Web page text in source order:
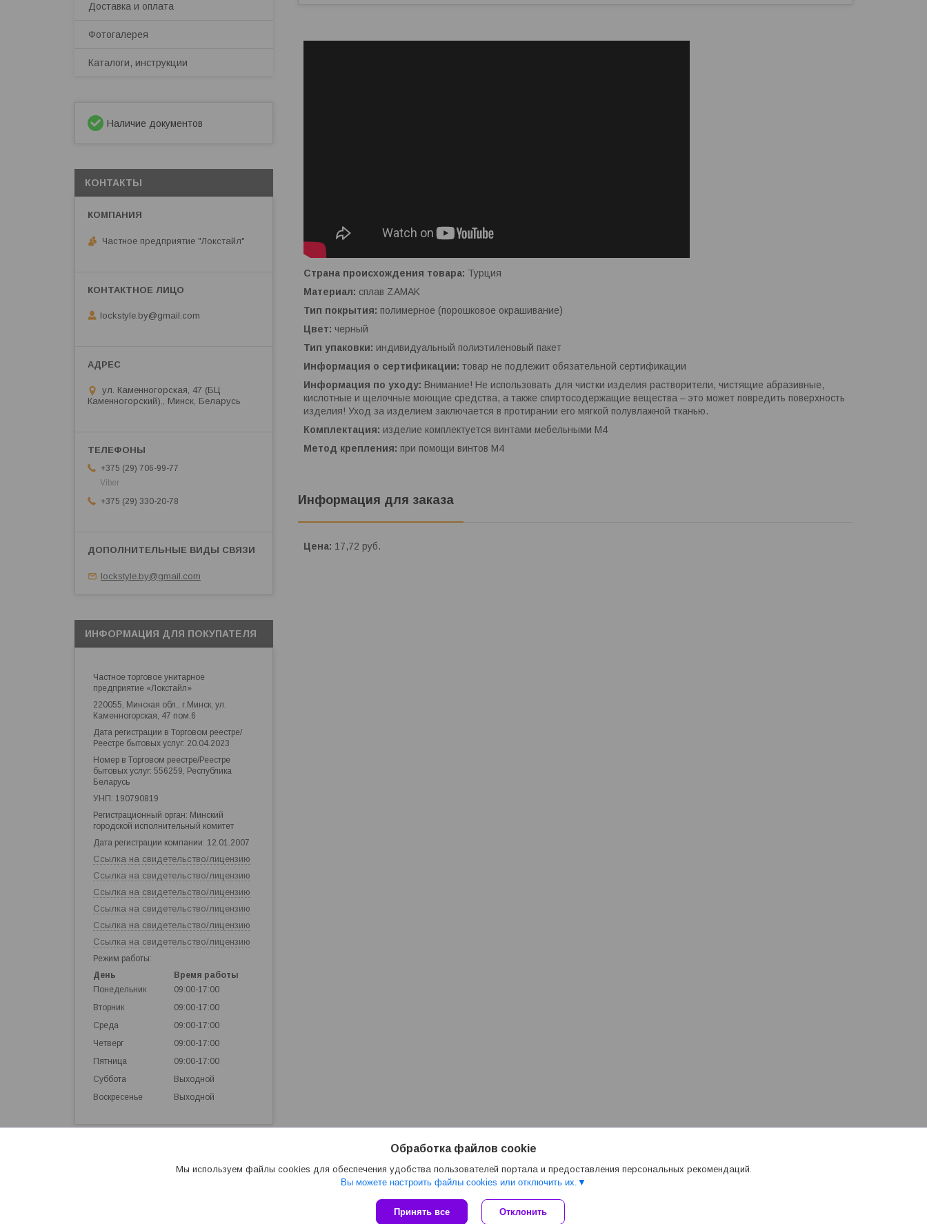
Страна происхождения товара: Турция
Материал: сплав ZAMAK
Тип покрытия: полимерное (порошковое окрашивание)
Цвет: черный
Тип упаковки: индивидуальный полиэтиленовый пакет
Информация о сертификации: товар не подлежит обязательной сертификации
Информация по уходу: Внимание! Не использовать для чистки изделия растворители, чистящие абразивные,
кислотные и щелочные моющие средства, а также спиртосодержащие вещества – это может повредить поверхность
изделия! Уход за изделием заключается в протирании его мягкой полувлажной тканью.
Комплектация: изделие комплектуется винтами мебельными М4
Метод крепления: при помощи винтов М4
Информация для заказа
Цена: 17,72 руб.
Доставка и оплата
Фотогалерея
Каталоги, инструкции
Наличие документов
КОНТАКТЫ
Частное предприятие "Локстайл"
lockstyle.by@gmail.com
ул. Каменногорская, 47 (БЦ
Каменногорский)., Минск, Беларусь
+375 (29) 706-99-77
Viber
+375 (29) 330-20-78
lockstyle.by@gmail.com
ИНФОРМАЦИЯ ДЛЯ ПОКУПАТЕЛЯ
Частное торговое унитарное
предприятие «Локстайл»
220055, Минская обл., г.Минск, ул.
Каменногорская, 47 пом.6
Дата регистрации в Торговом реестре/
Реестре бытовых услуг: 20.04.2023
Номер в Торговом реестре/Реестре
бытовых услуг: 556259, Республика
Беларусь
УНП: 190790819
Регистрационный орган: Минский
городской исполнительный комитет
Дата регистрации компании: 12.01.2007
Ссылка на свидетельство/лицензию
Ссылка на свидетельство/лицензию
Ссылка на свидетельство/лицензию
Ссылка на свидетельство/лицензию
Ссылка на свидетельство/лицензию
Ссылка на свидетельство/лицензию
Режим работы:
День
Время работы
Понедельник
09:00-17:00
Вторник
09:00-17:00
Среда
09:00-17:00
Четверг
09:00-17:00
Пятница
09:00-17:00
Суббота
Выходной
Воскресенье
Выходной
Сайт создан на платформе Deal.by
Политика обработки файлов cookies
Обработка файлов cookie
Мы используем файлы cookies для обеспечения удобства пользователей портала и предоставления персональных рекомендаций.
Вы можете настроить файлы cookies или отключить их.
Принять все Отклонить